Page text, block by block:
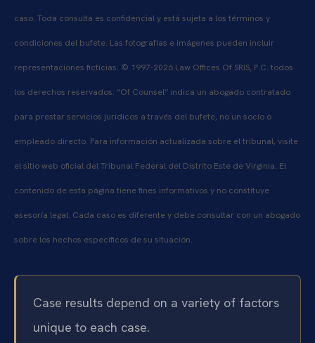
caso. Toda consulta es confidencial y está sujeta a los términos y
condiciones del bufete. Las fotografías e imágenes pueden incluir
representaciones ficticias. © 1997-2026 Law Offices Of SRIS, P.C. todos
los derechos reservados. “Of Counsel” indica un abogado contratado
para prestar servicios jurídicos a través del bufete, no un socio o
empleado directo. Para información actualizada sobre el tribunal, visite
el sitio web oficial del Tribunal Federal del Distrito Este de Virginia. El
contenido de esta página tiene fines informativos y no constituye
asesoría legal. Cada caso es diferente y debe consultar con un abogado
sobre los hechos específicos de su situación.
Case results depend on a variety of factors
unique to each case.